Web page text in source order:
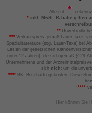
Alle mit
*inkl. MwSt. Rabatte gelten
**
*** Verkaufspreis gemäß Lauer-Taxe;
Spezialitätentaxe (sog. Lauer-Taxe) bei
Lasten der gesetzlichen
unter 12 Jahren), die sich gemäß §129
Unternehmens und der
sich nicht um die
****BK: Beschaffungskosten. Diese
*****
Hier können Sie